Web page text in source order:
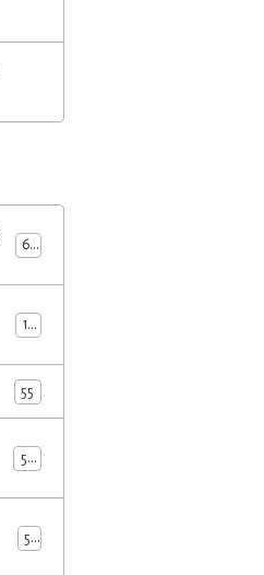
68
14
55
50
53